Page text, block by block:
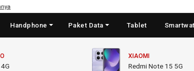
Handphone Paket Data Tablet
XIAOMI
Redmi Note 15 5G